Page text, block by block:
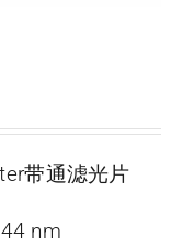
带通滤光片
nm